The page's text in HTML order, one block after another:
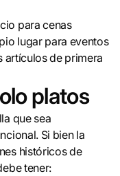
para cenas
lugar para eventos
artículos de primera
platos
que sea
Si bien la
históricos de
tener: